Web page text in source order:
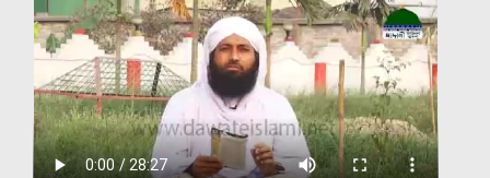
Madani Channel
Volunteer Portal
Rohani Ilaj
Donation